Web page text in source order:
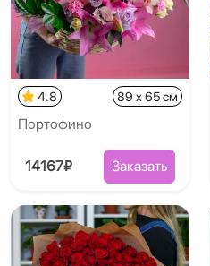
4.8 89 x 65 см
Портофино
14167₽ Заказать